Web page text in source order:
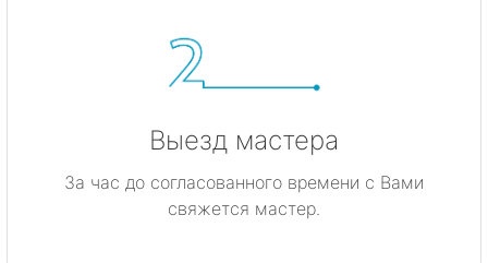
Выезд мастера
За час до согласованного времени с Вами
свяжется мастер.